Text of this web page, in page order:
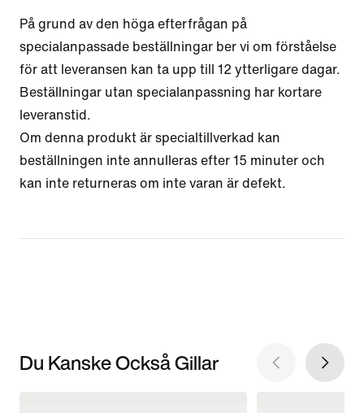
På grund av den höga efterfrågan på
specialanpassade beställningar ber vi om förståelse
för att leveransen kan ta upp till 12 ytterligare dagar.
Beställningar utan specialanpassning har kortare
leveranstid.
Om denna produkt är specialtillverkad kan
beställningen inte annulleras efter 15 minuter och
kan inte returneras om inte varan är defekt.
Du Kanske Också Gillar